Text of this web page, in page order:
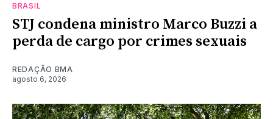
BRASIL
STJ condena ministro Marco Buzzi a
perda de cargo por crimes sexuais
REDAÇÃO BMA
agosto 6, 2026